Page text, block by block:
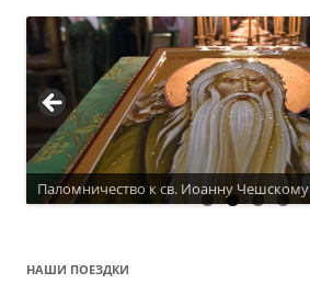
Паломничество к св. Иоанну Чешскому
Актуальное расписание
НАШИ ПОЕЗДКИ